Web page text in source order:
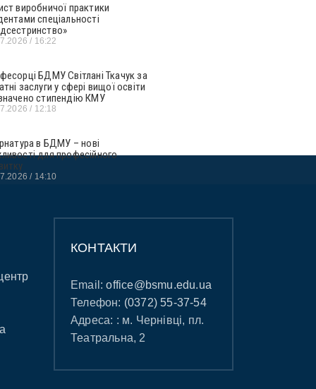
виробничої практики
спеціальності
16:22
БДМУ Світлані Ткачук за
заслуги у сфері вищої освіти
стипендію КМУ
12:18
в БДМУ – нові
для професійного
14:10
КОНТАКТИ
Email:office@bsmu.edu.ua
Телефон: (0372) 55-37-54
Адреса: : м. Чернівці, пл.
Театральна, 2